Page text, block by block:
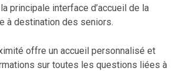
principale interface d’accueil de la
à destination des seniors.
offre un accueil personnalisé et
sur toutes les questions liées à